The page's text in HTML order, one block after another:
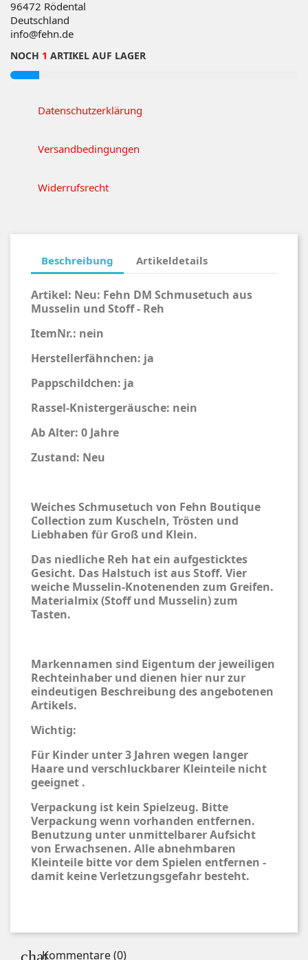
96472 Rödental
Deutschland
info@fehn.de
NOCH 1 ARTIKEL AUF LAGER
Datenschutzerklärung
Versandbedingungen
Widerrufsrecht
Beschreibung Artikeldetails
Artikel: Neu: Fehn DM Schmusetuch aus
Musselin und Stoff - Reh
ItemNr.: nein
Herstellerfähnchen: ja
Pappschildchen: ja
Rassel-Knistergeräusche: nein
Ab Alter: 0 Jahre
Zustand: Neu
Weiches Schmusetuch von Fehn Boutique
Collection zum Kuscheln, Trösten und
Liebhaben für Groß und Klein.
Das niedliche Reh hat ein aufgesticktes
Gesicht. Das Halstuch ist aus Stoff. Vier
weiche Musselin-Knotenenden zum Greifen.
Materialmix (Stoff und Musselin) zum
Tasten.
Markennamen sind Eigentum der jeweiligen
Rechteinhaber und dienen hier nur zur
eindeutigen Beschreibung des angebotenen
Artikels.
Wichtig:
Für Kinder unter 3 Jahren wegen langer
Haare und verschluckbarer Kleinteile nicht
geeignet .
Verpackung ist kein Spielzeug. Bitte
Verpackung wenn vorhanden entfernen.
Benutzung unter unmittelbarer Aufsicht
von Erwachsenen. Alle abnehmbaren
Kleinteile bitte vor dem Spielen entfernen -
damit keine Verletzungsgefahr besteht.
Kommentare (0)